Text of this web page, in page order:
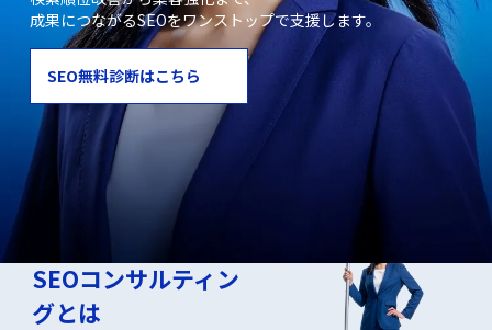
成果につながるSEOをワンストップで支援します。
SEO無料診断はこちら
SEOコンサルティン
グとは